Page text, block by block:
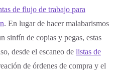
de flujo de trabajo para
. En lugar de hacer malabarismos
sinfín de copias y pegas, estas
desde el escaneo de listas de
de órdenes de compra y el